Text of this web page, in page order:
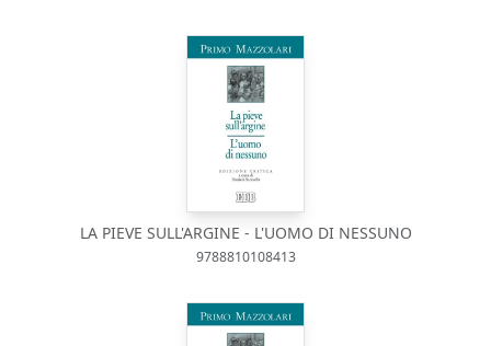
LA PIEVE SULL'ARGINE - L'UOMO DI NESSUNO
9788810108413